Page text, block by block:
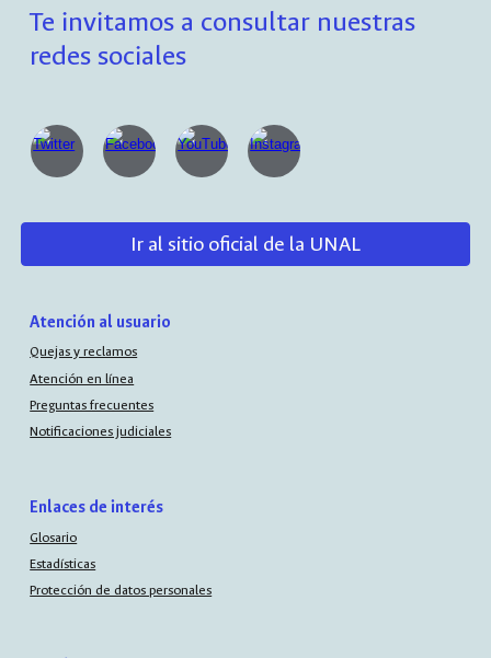
Te invitamos a consultar nuestras
redes sociales
Ir al sitio oficial de la UNAL
Atención al usuario
Quejas y reclamos
Atención en línea
Preguntas frecuentes
Notificaciones judiciales
Enlaces de interés
Glosario
Estadísticas
Protección de datos personales